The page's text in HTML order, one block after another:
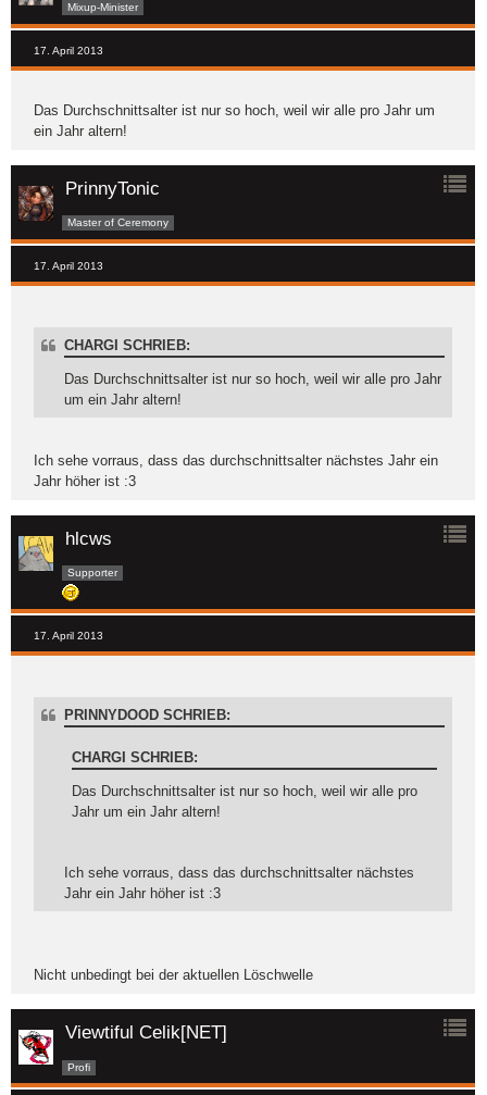
Mixup-Minister
17. April 2013
Das Durchschnittsalter ist nur so hoch, weil wir alle pro Jahr um
ein Jahr altern!
PrinnyTonic
Master of Ceremony
17. April 2013
CHARGI SCHRIEB:
Das Durchschnittsalter ist nur so hoch, weil wir alle pro Jahr
um ein Jahr altern!
Ich sehe vorraus, dass das durchschnittsalter nächstes Jahr ein
Jahr höher ist :3
hlcws
Supporter
17. April 2013
PRINNYDOOD SCHRIEB:
CHARGI SCHRIEB:
Das Durchschnittsalter ist nur so hoch, weil wir alle pro
Jahr um ein Jahr altern!
Ich sehe vorraus, dass das durchschnittsalter nächstes
Jahr ein Jahr höher ist :3
Nicht unbedingt bei der aktuellen Löschwelle
Viewtiful Celik[NET]
Profi